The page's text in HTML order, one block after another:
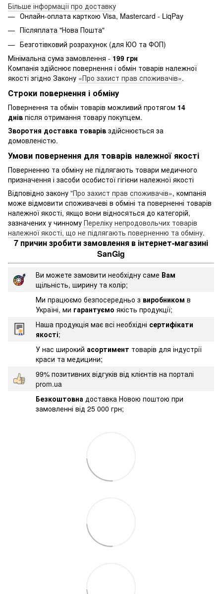
Більше інформації про доставку
Онлайн-оплата карткою Visa, Mastercard - LiqPay
Післяплата "Нова Пошта"
Безготівковий розрахунок (для ЮО та ФОП)
Мінімальна сума замовлення - 199 грн
Компанія здійснює повернення і обмін товарів належної
якості згідно Закону «Про захист прав споживачів».
Строки повернення і обміну
Повернення та обмін товарів можливий протягом 14
днів після отримання товару покупцем.
Зворотня доставка товарів здійснюється за
домовленістю.
Умови повернення для товарів належної якості
Поверненню та обміну не підлягають товари медичного
призначення і засоби особистої гігієни належної якості
Відповідно закону "Про захист прав споживачів», компанія
може відмовити споживачеві в обміні та поверненні товарів
належної якості, якщо вони відносяться до категорій,
зазначених у чинному Переліку непродовольчих товарів
належної якості, що не підлягають поверненню та обміну.
7 причин зробити замовлення в інтернет-магазині
SanGig
Ви можете замовити необхідну саме Вам
щільність, ширину та колір;
Ми працюємо безпосередньо з виробником в
Україні, ми гарантуємо якість продукції;
Наша продукція має всі необхідні сертифікати
якості;
У нас широкий асортимент товарів для індустрії
краси та медицини;
99% позитивних відгуків від клієнтів на порталі
prom.ua
Безкоштовна доставка Новою поштою при
замовленні від 25 000 грн;